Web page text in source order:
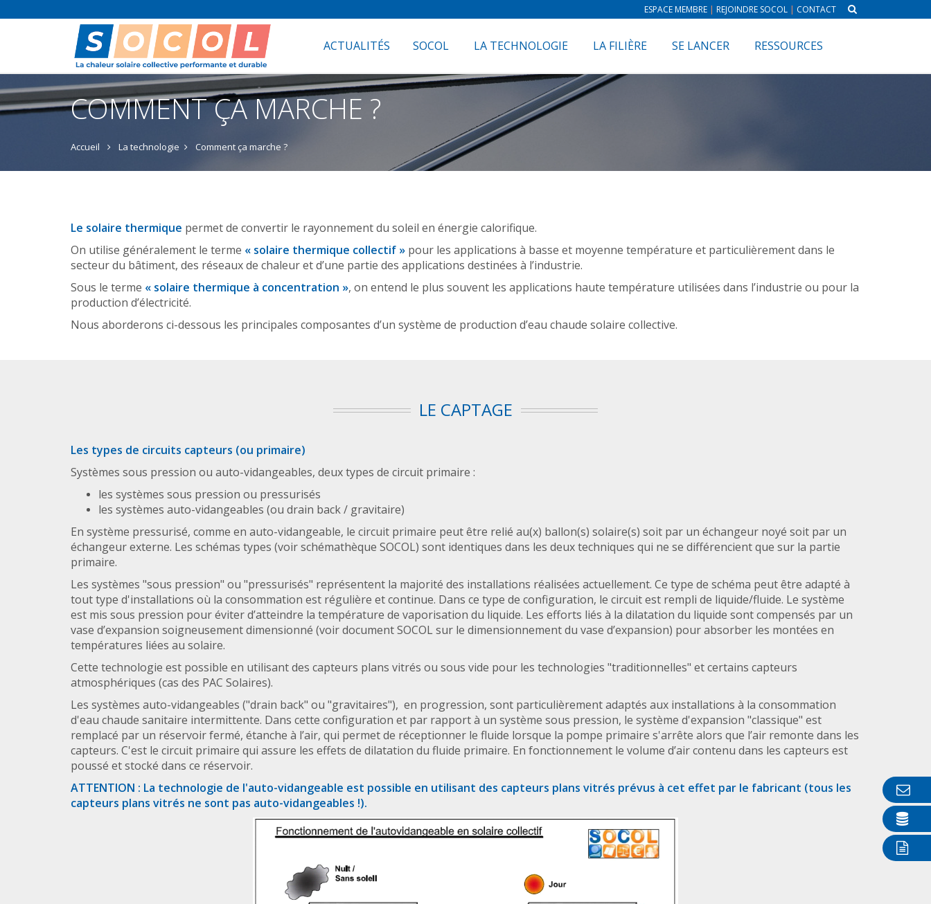
ESPACE MEMBRE | REJOINDRE SOCOL | CONTACT
ACTUALITÉS SOCOL LA TECHNOLOGIE LA FILIÈRE SE LANCER RESSOURCES
COMMENT ÇA MARCHE ?
Accueil La technologie Comment ça marche ?
Le solaire thermique permet de convertir le rayonnement du soleil en énergie calorifique.
On utilise généralement le terme « solaire thermique collectif » pour les applications à basse et moyenne température et particulièrement dans le
secteur du bâtiment, des réseaux de chaleur et d’une partie des applications destinées à l’industrie.
Sous le terme « solaire thermique à concentration », on entend le plus souvent les applications haute température utilisées dans l’industrie ou pour la
production d’électricité.
Nous aborderons ci-dessous les principales composantes d’un système de production d’eau chaude solaire collective.
LE CAPTAGE
Les types de circuits capteurs (ou primaire)
Systèmes sous pression ou auto-vidangeables, deux types de circuit primaire :
les systèmes sous pression ou pressurisés
les systèmes auto-vidangeables (ou drain back / gravitaire)
En système pressurisé, comme en auto-vidangeable, le circuit primaire peut être relié au(x) ballon(s) solaire(s) soit par un échangeur noyé soit par un
échangeur externe. Les schémas types (voir schémathèque SOCOL) sont identiques dans les deux techniques qui ne se différencient que sur la partie
primaire.
Les systèmes "sous pression" ou "pressurisés" représentent la majorité des installations réalisées actuellement. Ce type de schéma peut être adapté à
tout type d'installations où la consommation est régulière et continue. Dans ce type de configuration, le circuit est rempli de liquide/fluide. Le système
est mis sous pression pour éviter d’atteindre la température de vaporisation du liquide. Les efforts liés à la dilatation du liquide sont compensés par un
vase d’expansion soigneusement dimensionné (voir document SOCOL sur le dimensionnement du vase d’expansion) pour absorber les montées en
températures liées au solaire.
Cette technologie est possible en utilisant des capteurs plans vitrés ou sous vide pour les technologies "traditionnelles" et certains capteurs
atmosphériques (cas des PAC Solaires).
Les systèmes auto-vidangeables ("drain back" ou "gravitaires"), en progression, sont particulièrement adaptés aux installations à la consommation
d'eau chaude sanitaire intermittente. Dans cette configuration et par rapport à un système sous pression, le système d'expansion "classique" est
remplacé par un réservoir fermé, étanche à l’air, qui permet de réceptionner le fluide lorsque la pompe primaire s'arrête alors que l’air remonte dans les
capteurs. C'est le circuit primaire qui assure les effets de dilatation du fluide primaire. En fonctionnement le volume d’air contenu dans les capteurs est
poussé et stocké dans ce réservoir.
ATTENTION : La technologie de l'auto-vidangeable est possible en utilisant des capteurs plans vitrés prévus à cet effet par le fabricant (tous les
capteurs plans vitrés ne sont pas auto-vidangeables !).